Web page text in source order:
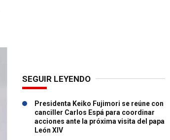
SEGUIR LEYENDO
Presidenta Keiko Fujimori se reúne con
canciller Carlos Espá para coordinar
acciones ante la próxima visita del papa
León XIV